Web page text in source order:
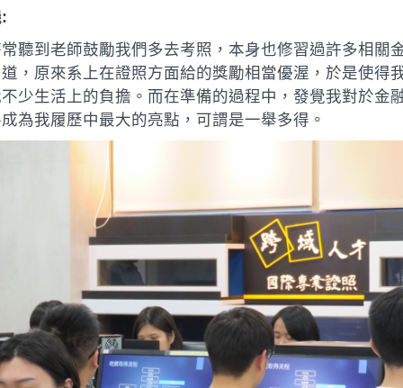
:
聽到老師鼓勵我們多去考照，本身也修習過許多相關
，原來系上在證照方面給的獎勵相當優渥，於是使得
少生活上的負擔。而在準備的過程中，發覺我對於金
為我履歷中最大的亮點，可謂是一舉多得。